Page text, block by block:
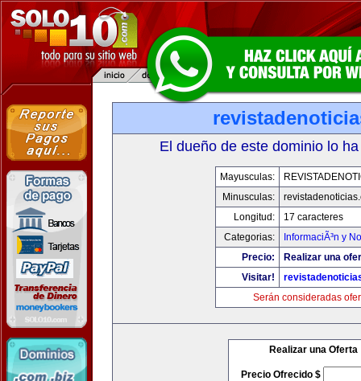
El dueño de este dominio lo
Mayusculas:
Minusculas:
Longitud:
17 caracteres
Categorias:
InformaciÃ³n y
Precio:
Realizar una
Visitar!
Serán consideradas
Realizar una Oferta
Precio Ofrecido $